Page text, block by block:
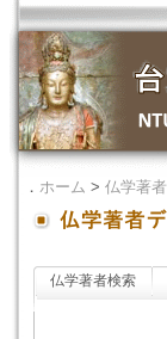
． ホーム > 仏学著
仏学著者検索